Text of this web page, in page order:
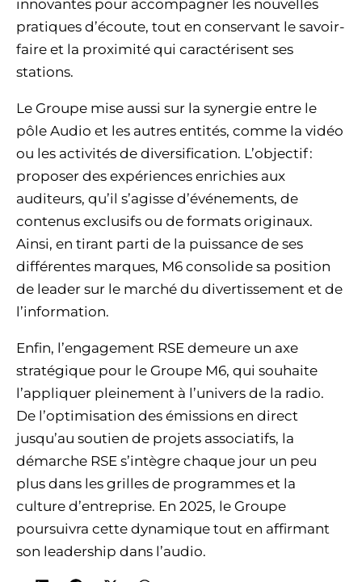
innovantes pour accompagner les nouvelles
pratiques d’écoute, tout en conservant le savoir-
faire et la proximité qui caractérisent ses
stations.
Le Groupe mise aussi sur la synergie entre le
pôle Audio et les autres entités, comme la vidéo
ou les activités de diversification. L’objectif :
proposer des expériences enrichies aux
auditeurs, qu’il s’agisse d’événements, de
contenus exclusifs ou de formats originaux.
Ainsi, en tirant parti de la puissance de ses
différentes marques, M6 consolide sa position
de leader sur le marché du divertissement et de
l’information.
Enfin, l’engagement RSE demeure un axe
stratégique pour le Groupe M6, qui souhaite
l’appliquer pleinement à l’univers de la radio.
De l’optimisation des émissions en direct
jusqu’au soutien de projets associatifs, la
démarche RSE s’intègre chaque jour un peu
plus dans les grilles de programmes et la
culture d’entreprise. En 2025, le Groupe
poursuivra cette dynamique tout en affirmant
son leadership dans l’audio.